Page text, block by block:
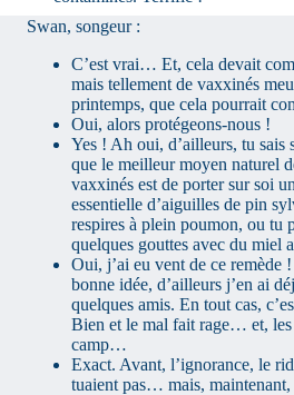
Swan, songeur :
C’est vrai… Et, cela devait
mais tellement de vaxxinés
printemps, que cela pourrait
Oui, alors protégeons-nous !
Yes ! Ah oui, d’ailleurs, tu
que le meilleur moyen naturel
vaxxinés est de porter sur soi
essentielle d’aiguilles de pin
respires à plein poumon, ou tu
quelques gouttes avec du miel
Oui, j’ai eu vent de ce remède
bonne idée, d’ailleurs j’en ai
quelques amis. En tout cas,
Bien et le mal fait rage… et,
camp…
Exact. Avant, l’ignorance, le
tuaient pas… mais, maintenant,